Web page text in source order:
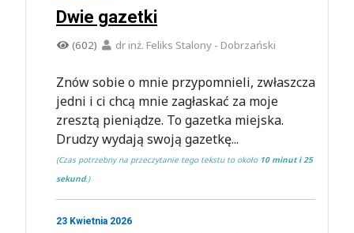
Dwie gazetki
(602) dr inż. Feliks Stalony - Dobrzański
Znów sobie o mnie przypomnieli, zwłaszcza
jedni i ci chcą mnie zagłaskać za moje
zresztą pieniądze. To gazetka miejska.
Drudzy wydają swoją gazetkę...
(Czas potrzebny na przeczytanie tego tekstu to około 10 minut i 25
sekund.)
23 Kwietnia 2026